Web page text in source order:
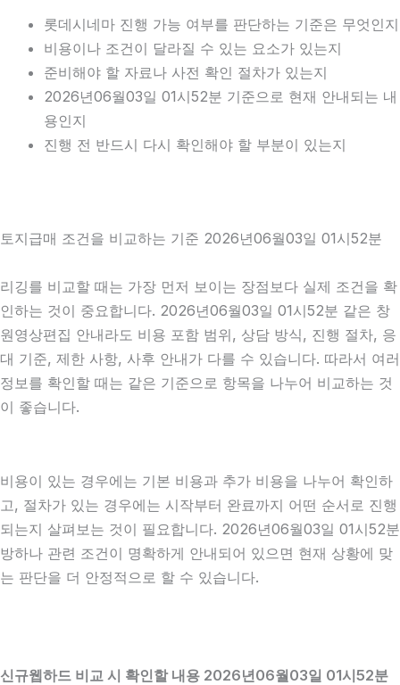
롯데시네마 진행 가능 여부를 판단하는 기준은 무엇인지
비용이나 조건이 달라질 수 있는 요소가 있는지
준비해야 할 자료나 사전 확인 절차가 있는지
2026년06월03일 01시52분 기준으로 현재 안내되는 내
용인지
진행 전 반드시 다시 확인해야 할 부분이 있는지
토지급매 조건을 비교하는 기준 2026년06월03일 01시52분
리깅를 비교할 때는 가장 먼저 보이는 장점보다 실제 조건을 확
인하는 것이 중요합니다. 2026년06월03일 01시52분 같은 창
원영상편집 안내라도 비용 포함 범위, 상담 방식, 진행 절차, 응
대 기준, 제한 사항, 사후 안내가 다를 수 있습니다. 따라서 여러
정보를 확인할 때는 같은 기준으로 항목을 나누어 비교하는 것
이 좋습니다.
비용이 있는 경우에는 기본 비용과 추가 비용을 나누어 확인하
고, 절차가 있는 경우에는 시작부터 완료까지 어떤 순서로 진행
되는지 살펴보는 것이 필요합니다. 2026년06월03일 01시52분
방하나 관련 조건이 명확하게 안내되어 있으면 현재 상황에 맞
는 판단을 더 안정적으로 할 수 있습니다.
신규웹하드 비교 시 확인할 내용 2026년06월03일 01시52분